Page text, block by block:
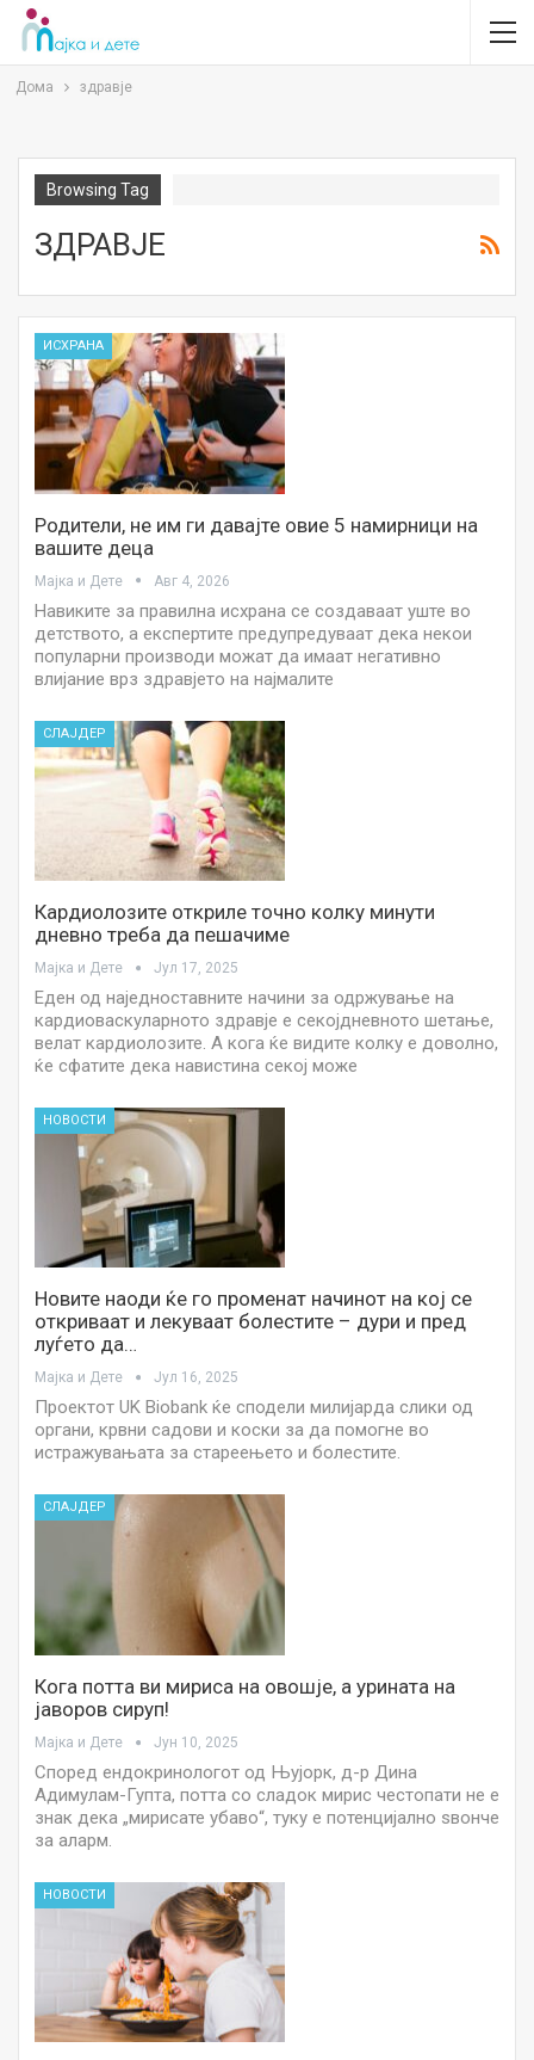
Дома здравје
Browsing Tag
ЗДРАВЈЕ
ИСХРАНА
Родители, не им ги давајте овие 5 намирници на
вашите деца
Мајка и Дете Авг 4, 2026
Навиките за правилна исхрана се создаваат уште во
детството, а експертите предупредуваат дека некои
популарни производи можат да имаат негативно
влијание врз здравјето на најмалите
СЛАЈДЕР
Кардиолозите откриле точно колку минути
дневно треба да пешачиме
Мајка и Дете Јул 17, 2025
Еден од наједноставните начини за одржување на
кардиоваскуларното здравје е секојдневното шетање,
велат кардиолозите. А кога ќе видите колку е доволно,
ќе сфатите дека навистина секој може
НОВОСТИ
Новите наоди ќе го променат начинот на кој се
откриваат и лекуваат болестите – дури и пред
луѓето да…
Мајка и Дете Јул 16, 2025
Проектот UK Biobank ќе сподели милијарда слики од
органи, крвни садови и коски за да помогне во
истражувањата за стареењето и болестите.
СЛАЈДЕР
Кога потта ви мириса на овошје, а урината на
јаворов сируп!
Мајка и Дете Јун 10, 2025
Според ендокринологот од Њујорк, д-р Дина
Адимулам-Гупта, потта со сладок мирис честопати не е
знак дека „мирисате убаво“, туку е потенцијално ѕвонче
за аларм.
НОВОСТИ